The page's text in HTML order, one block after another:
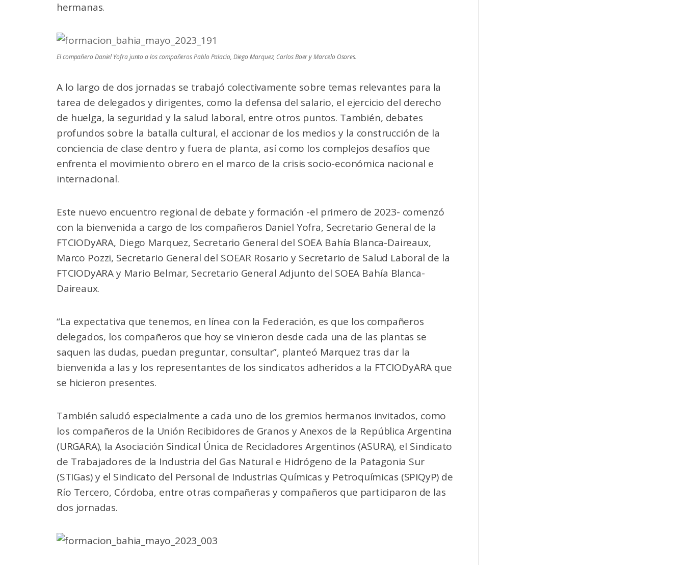
hermanas.
El compañero Daniel Yofra junto a los compañeros Pablo Palacio, Diego Marquez, Carlos Boer y Marcelo Osores.
A lo largo de dos jornadas se trabajó colectivamente sobre temas relevantes para la
tarea de delegados y dirigentes, como la defensa del salario, el ejercicio del derecho
de huelga, la seguridad y la salud laboral, entre otros puntos. También, debates
profundos sobre la batalla cultural, el accionar de los medios y la construcción de la
conciencia de clase dentro y fuera de planta, así como los complejos desafíos que
enfrenta el movimiento obrero en el marco de la crisis socio-económica nacional e
internacional.
Este nuevo encuentro regional de debate y formación -el primero de 2023- comenzó
con la bienvenida a cargo de los compañeros Daniel Yofra, Secretario General de la
FTCIODyARA, Diego Marquez, Secretario General del SOEA Bahía Blanca-Daireaux,
Marco Pozzi, Secretario General del SOEAR Rosario y Secretario de Salud Laboral de la
FTCIODyARA y Mario Belmar, Secretario General Adjunto del SOEA Bahía Blanca-
Daireaux.
“La expectativa que tenemos, en línea con la Federación, es que los compañeros
delegados, los compañeros que hoy se vinieron desde cada una de las plantas se
saquen las dudas, puedan preguntar, consultar”, planteó Marquez tras dar la
bienvenida a las y los representantes de los sindicatos adheridos a la FTCIODyARA que
se hicieron presentes.
También saludó especialmente a cada uno de los gremios hermanos invitados, como
los compañeros de la Unión Recibidores de Granos y Anexos de la República Argentina
(URGARA), la Asociación Sindical Única de Recicladores Argentinos (ASURA), el Sindicato
de Trabajadores de la Industria del Gas Natural e Hidrógeno de la Patagonia Sur
(STIGas) y el Sindicato del Personal de Industrias Químicas y Petroquímicas (SPIQyP) de
Río Tercero, Córdoba, entre otras compañeras y compañeros que participaron de las
dos jornadas.